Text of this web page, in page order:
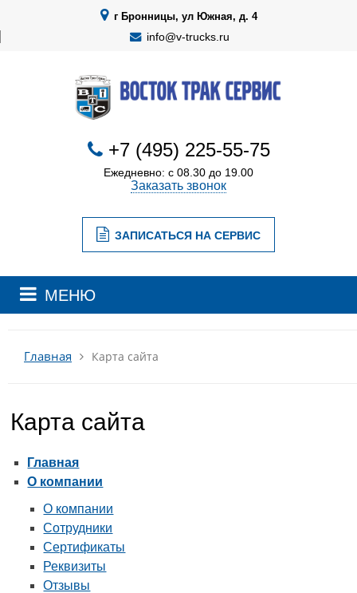
г Бронницы, ул Южная, д. 4
info@v-trucks.ru
+7 (495) 225-55-75
Ежедневно: с 08.30 до 19.00
Заказать звонок
ЗАПИСАТЬСЯ НА СЕРВИС
МЕНЮ
Главная Карта сайта
Карта сайта
Главная
О компании
О компании
Сотрудники
Сертификаты
Реквизиты
Отзывы